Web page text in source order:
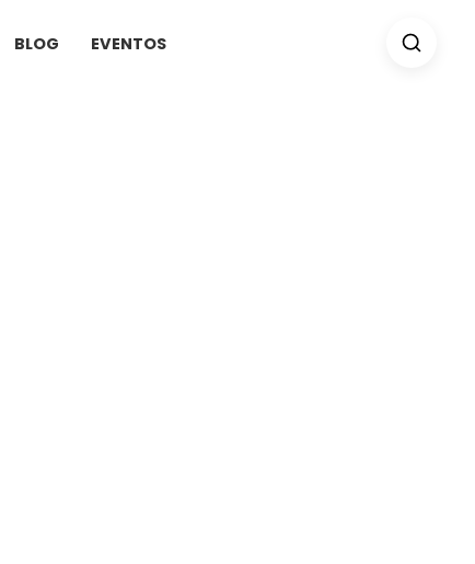
BLOG EVENTOS